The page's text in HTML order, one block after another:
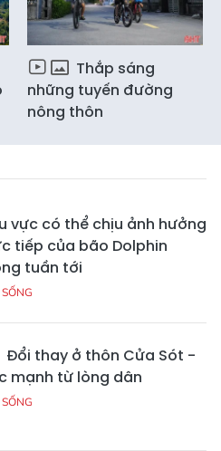
Thắp sáng
những tuyến đường
nông thôn
vực có thể chịu ảnh hưởng
tiếp của bão Dolphin
tuần tới
Đổi thay ở thôn Cửa Sót -
mạnh từ lòng dân